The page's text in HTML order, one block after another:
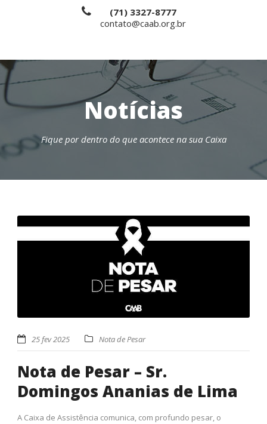
(71) 3327-8777
contato@caab.org.br
Notícias
Fique por dentro do que acontece na sua Caixa
25 fev 2025 Nota de Pesar
Nota de Pesar – Sr.
Domingos Ananias de Lima
A Caixa de Assistência comunica, com profundo pesar, o